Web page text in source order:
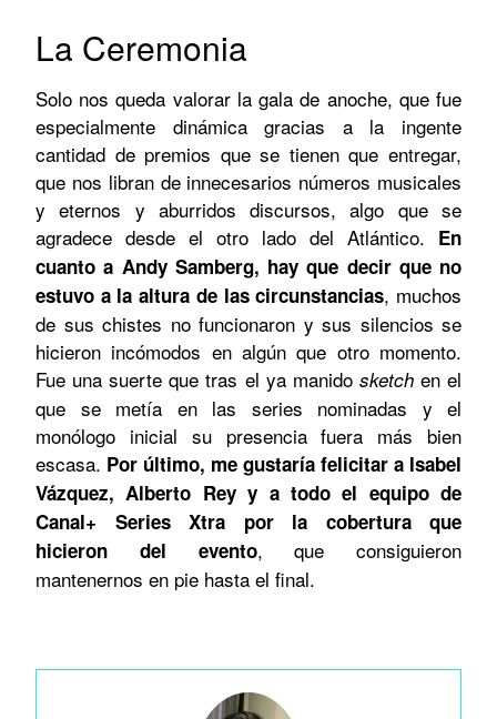
La Ceremonia
Solo nos queda valorar la gala de anoche, que fue
especialmente dinámica gracias a la ingente
cantidad de premios que se tienen que entregar,
que nos libran de innecesarios números musicales
y eternos y aburridos discursos, algo que se
agradece desde el otro lado del Atlántico. En
cuanto a Andy Samberg, hay que decir que no
estuvo a la altura de las circunstancias, muchos
de sus chistes no funcionaron y sus silencios se
hicieron incómodos en algún que otro momento.
Fue una suerte que tras el ya manido sketchen el
que se metía en las series nominadas y el
monólogo inicial su presencia fuera más bien
escasa. Por último, me gustaría felicitar a Isabel
Vázquez, Alberto Rey y a todo el equipo de
Canal+ Series Xtra por la cobertura que
hicieron del evento, que consiguieron
mantenernos en pie hasta el final.